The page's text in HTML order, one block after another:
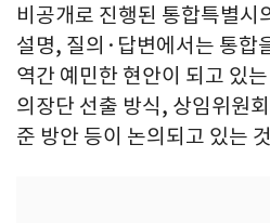
비공개로 진행된 통합특별시
설명, 질의·답변에서는 통합
역간 예민한 현안이 되고 있
의장단 선출 방식, 상임위원
준 방안 등이 논의되고 있는